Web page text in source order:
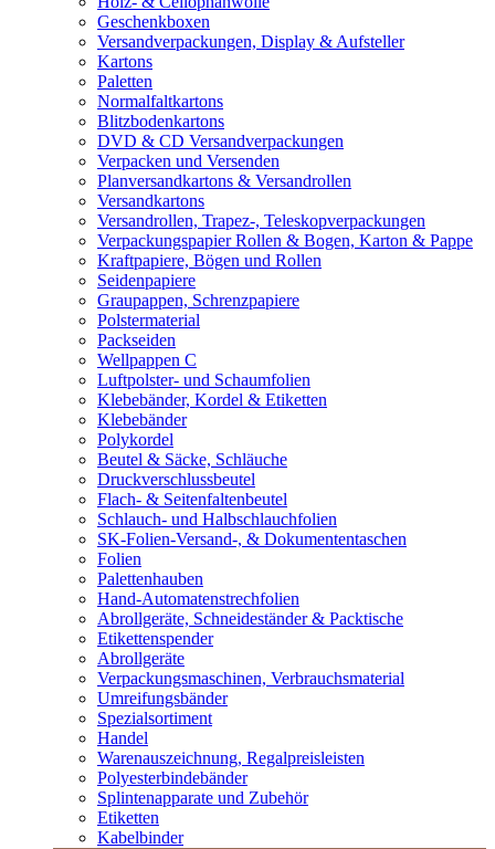
Geschenkboxen
Versandverpackungen, Display & Aufsteller
Kartons
Paletten
Normalfaltkartons
Blitzbodenkartons
DVD & CD Versandverpackungen
Verpacken und Versenden
Planversandkartons & Versandrollen
Versandkartons
Versandrollen, Trapez-, Teleskopverpackungen
Verpackungspapier Rollen & Bogen, Karton & Pappe
Kraftpapiere, Bögen und Rollen
Seidenpapiere
Graupappen, Schrenzpapiere
Polstermaterial
Packseiden
Wellpappen C
Luftpolster- und Schaumfolien
Klebebänder, Kordel & Etiketten
Klebebänder
Polykordel
Beutel & Säcke, Schläuche
Druckverschlussbeutel
Flach- & Seitenfaltenbeutel
Schlauch- und Halbschlauchfolien
SK-Folien-Versand-, & Dokumententaschen
Folien
Palettenhauben
Hand-Automatenstrechfolien
Abrollgeräte, Schneideständer & Packtische
Etikettenspender
Abrollgeräte
Verpackungsmaschinen, Verbrauchsmaterial
Umreifungsbänder
Spezialsortiment
Handel
Warenauszeichnung, Regalpreisleisten
Polyesterbindebänder
Splintenapparate und Zubehör
Etiketten
Kabelbinder